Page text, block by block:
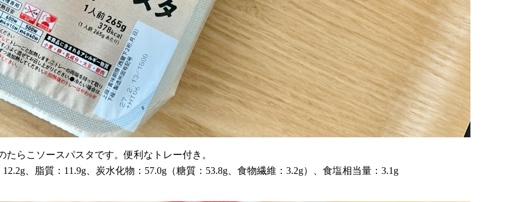
らこソースパスタです。便利なトレー付き。
、脂質：11.9g、炭水化物：57.0g（糖質：53.8g、食物繊維：3.2g）、食塩相当量：3.1g